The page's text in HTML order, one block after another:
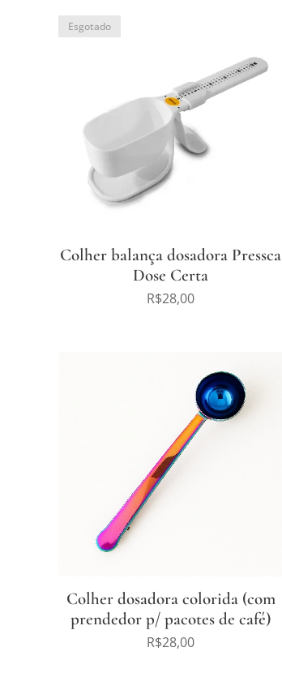
Colher balança dosadora Pressca
Dose Certa
Esgotado
R$28,00
Colher dosadora colorida (com
prendedor p/ pacotes de café)
R$28,00